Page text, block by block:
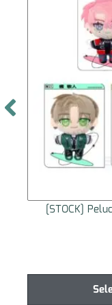
[STOCK]